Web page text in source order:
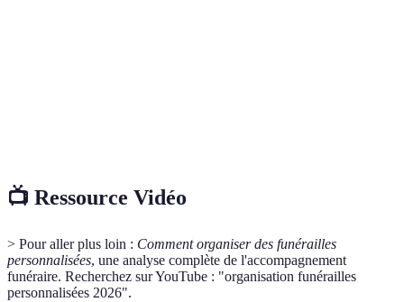
📺 Ressource Vidéo
> Pour aller plus loin : Comment organiser des funérailles
personnalisées, une analyse complète de l'accompagnement
funéraire. Recherchez sur YouTube : "organisation funérailles
personnalisées 2026".